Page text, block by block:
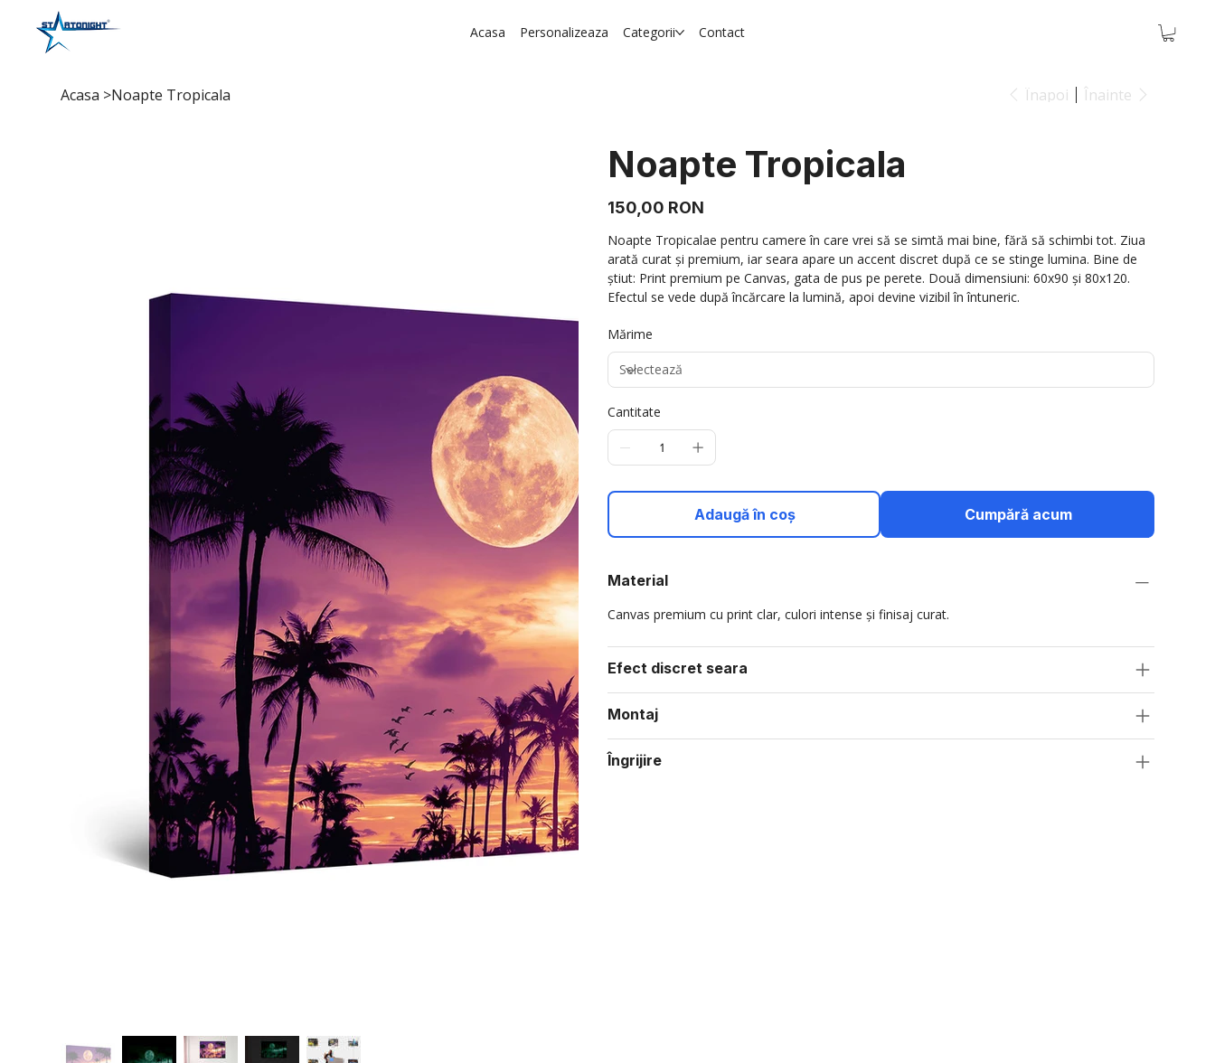
Acasa Personalizeaza Categorii Contact
Acasa >Noapte Tropicala Înapoi Înainte
Noapte Tropicala
Preț
150,00 RON
Noapte Tropicalae pentru camere în care vrei să se simtă mai bine, fără să schimbi tot. Ziua
arată curat și premium, iar seara apare un accent discret după ce se stinge lumina. Bine de
știut: Print premium pe Canvas, gata de pus pe perete. Două dimensiuni: 60x90 și 80x120.
Efectul se vede după încărcare la lumină, apoi devine vizibil în întuneric.
Mărime
Cantitate
Adaugă în coș Cumpără acum
Material
Canvas premium cu print clar, culori intense și finisaj curat.
Efect discret seara
Montaj
Îngrijire